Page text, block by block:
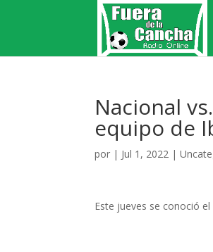
Nacional
equipo de
por | Jul 1, 2022 |
Este jueves se conoció